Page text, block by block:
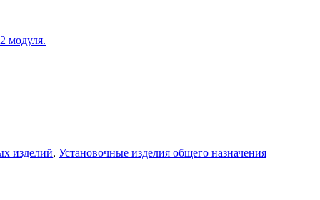
модуля.
изделий, Установочные изделия общего назначения